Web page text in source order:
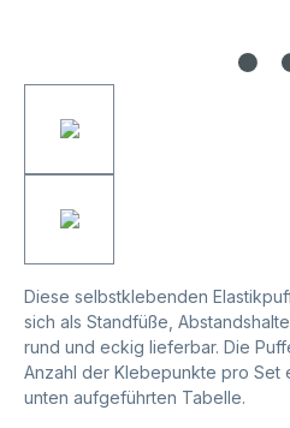
Diese selbstklebenden
sich als Standfüße,
rund und eckig lieferbar. Die
Anzahl der Klebepunkte pro Set
unten aufgeführten Tabelle.